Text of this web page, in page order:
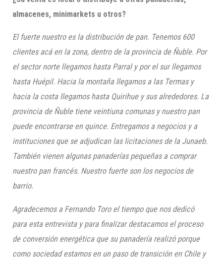
almacenes, minimarkets u otros?
El fuerte nuestro es la distribución de pan. Tenemos 600
clientes acá en la zona, dentro de la provincia de Ñuble. Por
el sector norte llegamos hasta Parral y por el sur llegamos
hasta Huépil. Hacia la montaña llegamos a las Termas y
hacia la costa llegamos hasta Quirihuey sus alrededores. La
provincia de Ñuble tiene veintiuna comunas y nuestro pan
puede encontrarse en quince. Entregamos a negocios y a
instituciones que se adjudican las licitaciones de la Junaeb.
También vienen algunas panaderías pequeñas a comprar
nuestro pan francés. Nuestro fuerte son los negocios de
barrio.
Agradecemos a Fernando Toro el tiempo que nos dedicó
para esta entrevista y para finalizar destacamos el proceso
de conversión energética que su panadería realizó porque
como sociedad estamos en un paso de transición en Chile y